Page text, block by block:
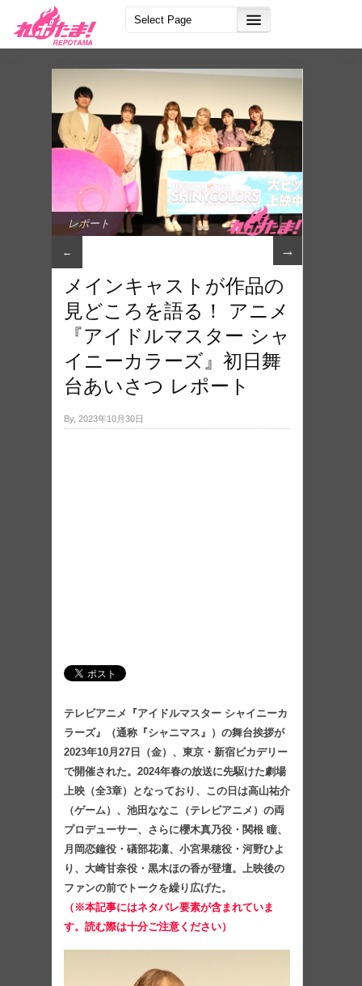
レポート
← →
メインキャストが作品の
見どころを語る！ アニメ
『アイドルマスター シャ
イニーカラーズ』初日舞
台あいさつ レポート
By, 2023年10月30日
テレビアニメ『アイドルマスター シャイニーカ
ラーズ』（通称『シャニマス』）の舞台挨拶が
2023年10月27日（金）、東京・新宿ピカデリー
で開催された。2024年春の放送に先駆けた劇場
上映（全3章）となっており、この日は高山祐介
（ゲーム）、池田ななこ（テレビアニメ）の両
プロデューサー、さらに櫻木真乃役・関根 瞳、
月岡恋鐘役・礒部花凜、小宮果穂役・河野ひよ
り、大崎甘奈役・黒木ほの香が登壇。上映後の
ファンの前でトークを繰り広げた。
（※本記事にはネタバレ要素が含まれていま
す。読む際は十分ご注意ください）